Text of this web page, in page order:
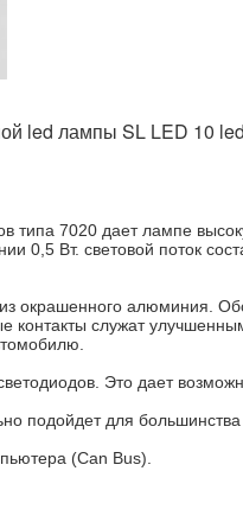
led лампы SL LED 10
типа 7020 дает лампе
0,5 Вт. световой поток
окрашенного алюминия.
служат
Это дает
подойдет для большинства
(Can Bus).